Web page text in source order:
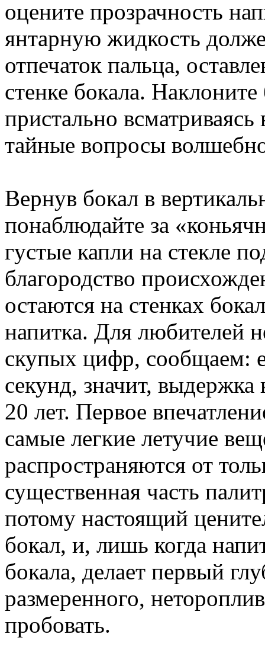
оцените прозрачность
янтарную жидкость
отпечаток пальца,
стенке бокала.
пристально всматриваясь
тайные вопросы
Вернув бокал в
понаблюдайте за
густые капли на стекле
благородство
остаются на стенках
напитка. Для любителей
скупых цифр, сообщаем:
секунд, значит,
20 лет. Первое
самые легкие летучие
распространяются от
существенная часть
потому настоящий
бокал, и, лишь когда
бокала, делает первый
размеренного,
пробовать.